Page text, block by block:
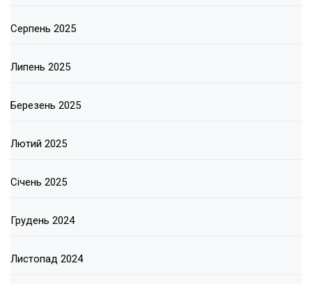
Серпень 2025
Липень 2025
Березень 2025
Лютий 2025
Січень 2025
Грудень 2024
Листопад 2024